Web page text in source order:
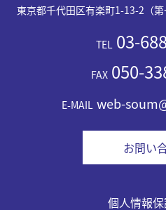
東京都千代田区有楽町1-13-2（第
TEL 03-
FAX 050-
E-MAIL web-
お問い
個人情報